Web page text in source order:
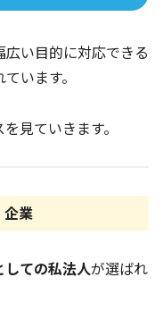
い目的に対応できる
います。
見ていきます。
業
しての私法人が選ばれ